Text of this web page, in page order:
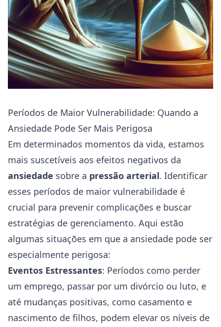
Períodos de Maior Vulnerabilidade: Quando a
Ansiedade Pode Ser Mais Perigosa
Em determinados momentos da vida, estamos
mais suscetíveis aos efeitos negativos da
ansiedade sobre a pressão arterial. Identificar
esses períodos de maior vulnerabilidade é
crucial para prevenir complicações e buscar
estratégias de gerenciamento. Aqui estão
algumas situações em que a ansiedade pode ser
especialmente perigosa:
Eventos Estressantes: Períodos como perder
um emprego, passar por um divórcio ou luto, e
até mudanças positivas, como casamento e
nascimento de filhos, podem elevar os níveis de